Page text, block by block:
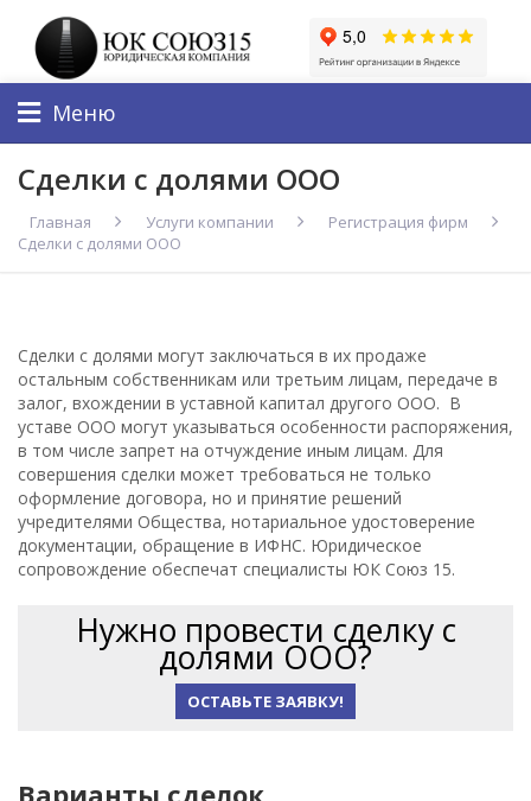
Меню
Сделки с долями ООО
Главная Услуги компании
Регистрация фирм
Сделки с долями ООО
Сделки с долями могут заключаться в их продаже
остальным собственникам или третьим лицам, передаче в
залог, вхождении в уставной капитал другого ООО. В
уставе ООО могут указываться особенности распоряжения,
в том числе запрет на отчуждение иным лицам. Для
совершения сделки может требоваться не только
оформление договора, но и принятие решений
учредителями Общества, нотариальное удостоверение
документации, обращение в ИФНС. Юридическое
сопровождение обеспечат специалисты ЮК Союз 15.
Нужно провести сделку с
долями ООО?
ОСТАВЬТЕ ЗАЯВКУ!
Варианты сделок
ChatApp
Мы на связи!
Позвоните нам или свяжитесь с нами через любой
удобный мессенджер!